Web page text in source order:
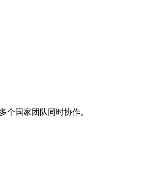
个国家团队同时协作。